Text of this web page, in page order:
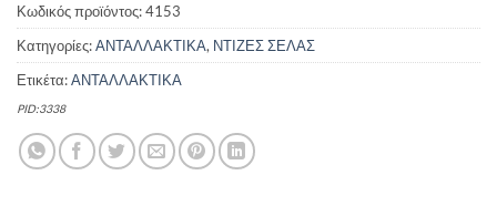
Κωδικός προϊόντος:4153
Κατηγορίες:ΑΝΤΑΛΛΑΚΤΙΚΑ, ΝΤΙΖΕΣ ΣΕΛΑΣ
Ετικέτα:ΑΝΤΑΛΛΑΚΤΙΚΑ
PID:3338